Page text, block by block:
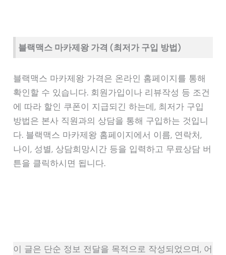
블랙맥스 마카제왕 가격 (최저가 구입 방법)
블랙맥스 마카제왕 가격은 온라인 홈페이지를 통해
확인할 수 있습니다. 회원가입이나 리뷰작성 등 조건
에 따라 할인 쿠폰이 지급되긴 하는데, 최저가 구입
방법은 본사 직원과의 상담을 통해 구입하는 것입니
다. 블랙맥스 마카제왕 홈페이지에서 이름, 연락처,
나이, 성별, 상담희망시간 등을 입력하고 무료상담 버
튼을 클릭하시면 됩니다.
이 글은 단순 정보 전달을 목적으로 작성되었으며, 어